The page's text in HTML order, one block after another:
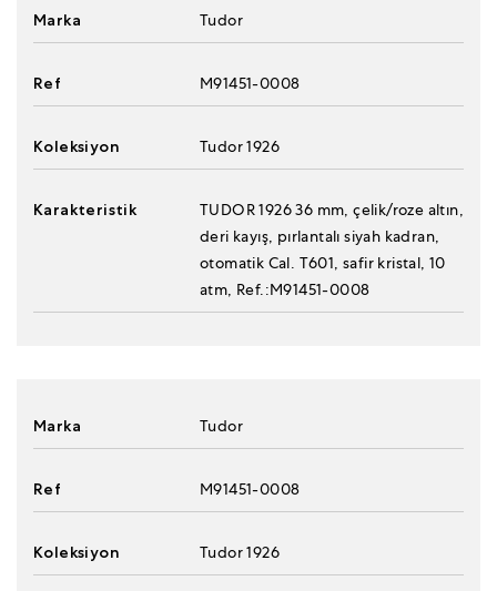
Marka Tudor
Ref M91451-0008
Koleksiyon Tudor 1926
Karakteristik
TUDOR 1926 36 mm, çelik/roze altın,
deri kayış, pırlantalı siyah kadran,
otomatik Cal. T601, safir kristal, 10
atm, Ref.:M91451-0008
Marka Tudor
Ref M91451-0008
Koleksiyon Tudor 1926